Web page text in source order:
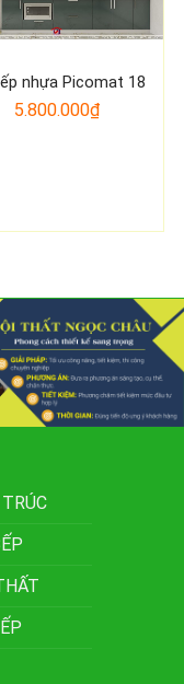
nhựa Picomat 18
5.800.000₫